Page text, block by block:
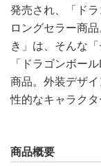
発売され、「ド
ロングセラー商
き」は、そんな
「ドラゴンボー
商品。外装デザ
性的なキャラクタ
商品概要